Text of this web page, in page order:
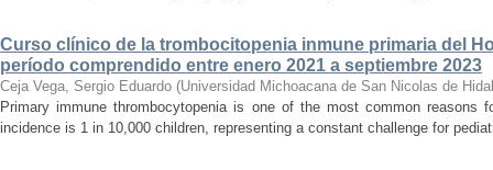
Curso clínico de la trombocitopenia inmune primaria del
período comprendido entre enero 2021 a septiembre 2023
Ceja Vega, Sergio Eduardo (Universidad Michoacana de San Nicolas de
Primary immune thrombocytopenia is one of the most common reasons
incidence is 1 in 10,000 children, representing a constant challenge for